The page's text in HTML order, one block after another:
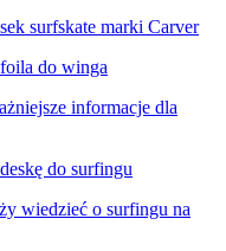
surfskate marki Carver
do winga
informacje dla
do surfingu
wiedzieć o surfingu na